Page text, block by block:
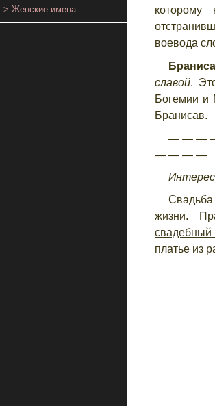
которому
воевода
славой.
Богемии и
Бранисав.
— — —
— — — —
жизни.
платье из
-> Женские имена